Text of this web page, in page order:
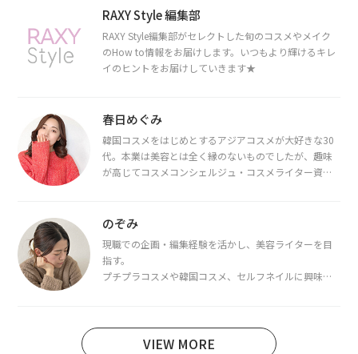
RAXY Style 編集部
RAXY Style編集部がセレクトした旬のコスメやメイク
のHow to情報をお届けします。いつもより輝けるキレ
イのヒントをお届けしていきます★
春日めぐみ
韓国コスメをはじめとするアジアコスメが大好きな30
代。本業は美容とは全く縁のないものでしたが、趣味
が高じてコスメコンシェルジュ・コスメライター資格
断・骨格診断によるイメージコンサルティングも行っ
のぞみ
現職での企画・編集経験を活かし、美容ライターを目
指す。
プチプラコスメや韓国コスメ、セルフネイルに興味が
VIEW MORE